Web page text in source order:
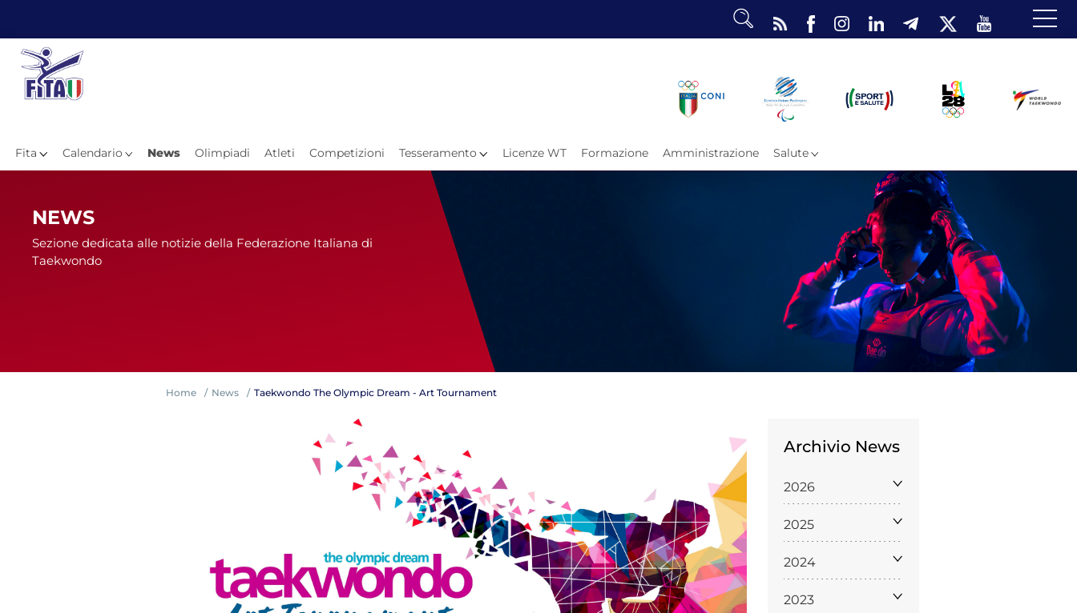
Home
Calendario
Atleti Poomsae e Freestyle
Atleti Parataekwondo
Tesseramento
Affiliazioni e Tesseramenti
Area Riservata
Licenze
WT
Fita Calendario News Olimpiadi Atleti Competizioni Tesseramento Licenze WT Formazione Amministrazione Salute
NEWS
Sezione dedicata alle notizie della Federazione Italiana di
Taekwondo
Home News Taekwondo The Olympic Dream - Art Tournament
Archivio News
2026
2025
2024
2023